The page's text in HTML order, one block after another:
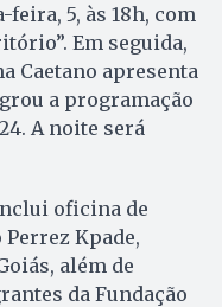
5, às 18h, com
Em seguida,
Caetano apresenta
a programação
A noite será
oficina de
Kpade,
além de
da Fundação